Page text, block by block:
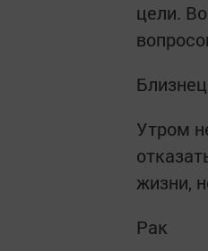
цели.
Утром
жизни,
Рак